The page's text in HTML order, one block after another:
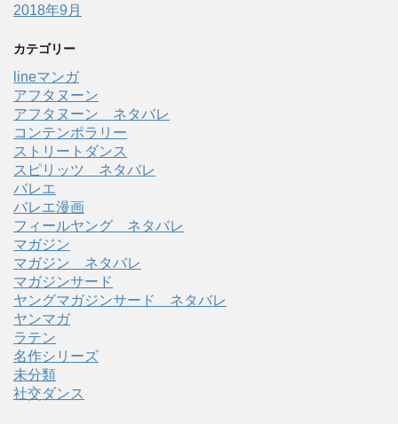
2018年9月
カテゴリー
lineマンガ
アフタヌーン
アフタヌーン ネタバレ
コンテンポラリー
ストリートダンス
スピリッツ ネタバレ
バレエ
バレエ漫画
フィールヤング ネタバレ
マガジン
マガジン ネタバレ
マガジンサード
ヤングマガジンサード ネタバレ
ヤンマガ
ラテン
名作シリーズ
未分類
社交ダンス